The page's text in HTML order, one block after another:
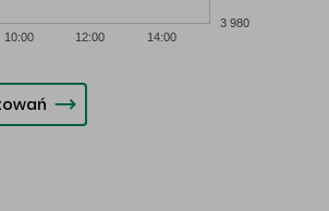
10:00 12:00 14:00
3 980